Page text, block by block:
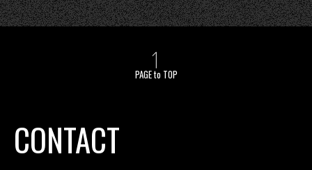
PAGE to TOP
CONTACT